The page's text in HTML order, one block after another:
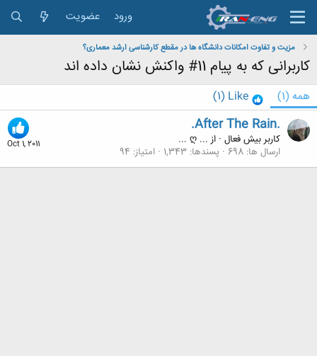
ورود عضویت
مزیت و تفاوت امکانات دانشگاه ها در مقطع کارشناسی ارشد معماری؟
کاربرانی که به پیام 11# واکنش نشان داده اند
همه (1)
Like
(1)
Oct 1, 2011
.After The Rain.
کاربر بیش فعال · از ... ღ ...
ارسال ها 698 پسندها 1,343 امتیاز 94